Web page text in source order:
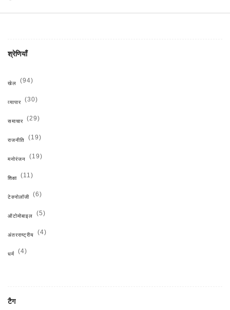
श्रेणियाँ
खेल (94)
व्यापार (30)
समाचार (29)
राजनीति (19)
मनोरंजन (19)
शिक्षा (11)
टेक्नोलॉजी (6)
ऑटोमोबाइल (5)
अंतरराष्ट्रीय (4)
धर्म (4)
टैग